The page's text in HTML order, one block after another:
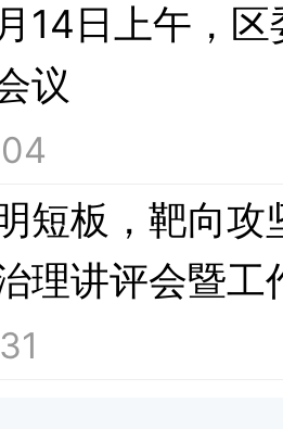
14日上午，
议
短板，靶向
理讲评会暨工